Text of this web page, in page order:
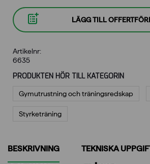
LÄGG TILL
Artikelnr:
6635
PRODUKTEN HÖR TILL KATEGORIN
Gymutrustning och träningsredskap
Styrketräning
BESKRIVNING
TEKNISKA